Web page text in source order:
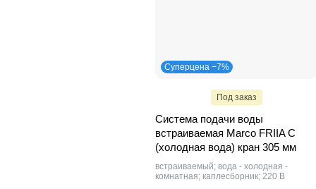
Суперцена −7%
Под заказ
Система подачи воды
встраиваемая Marco FRIIA C
(холодная вода) кран 305 мм
встраиваемый; вода - холодная -
комнатная; каплесборник; 220 В